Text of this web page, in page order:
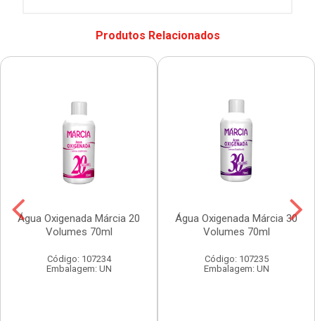
Produtos Relacionados
Água Oxigenada Márcia 20
Volumes 70ml
Código: 107234
Embalagem: UN
Água Oxigenada Márcia 30
Volumes 70ml
Código: 107235
Embalagem: UN